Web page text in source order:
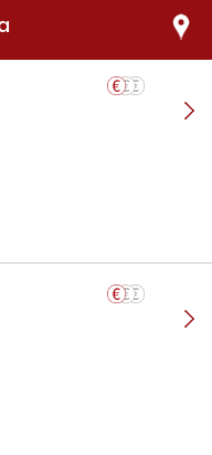
for domain group
Please add it to
Manager to authorize